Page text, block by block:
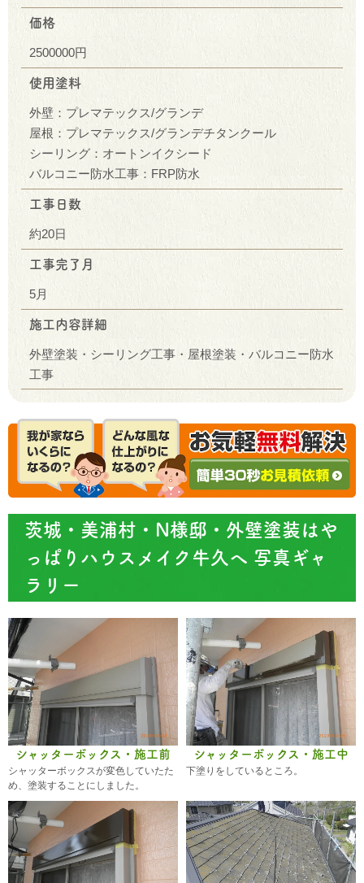
価格
2500000円
使用塗料
外壁：プレマテックス/グランデ
屋根：プレマテックス/グランデチタンクール
シーリング：オートンイクシード
バルコニー防水工事：FRP防水
工事日数
約20日
工事完了月
5月
施工内容詳細
外壁塗装・シーリング工事・屋根塗装・バルコニー防水
工事
茨城・美浦村・N様邸・外壁塗装はや
っぱりハウスメイク牛久へ 写真ギャ
ラリー
シャッターボックス・施工前
シャッターボックスが変色していたた
め、塗装することにしました。
シャッターボックス・施工中
下塗りをしているところ。